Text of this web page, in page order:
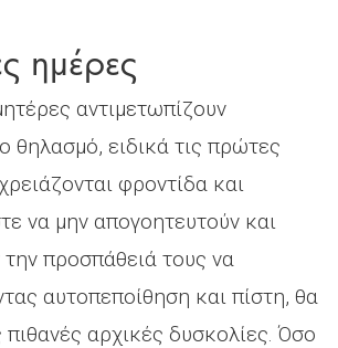
ημέρες
αντιμετωπίζουν
θηλασμό, ειδικά τις πρώτες
φροντίδα και
να μην απογοητευτούν και
προσπάθειά τους να
αυτοπεποίθηση και πίστη, θα
πιθανές αρχικές δυσκολίες. Όσο